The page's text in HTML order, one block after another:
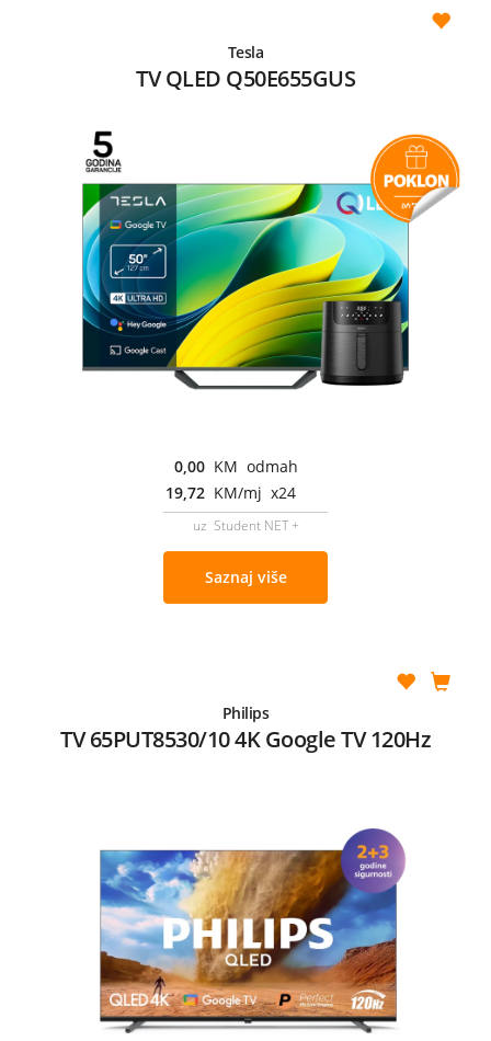
Tesla
TV QLED Q50E655GUS
0,00 KM odmah
19,72 KM/mj x24
uz Student NET +
Saznaj više
Philips
TV 65PUT8530/10 4K Google TV 120Hz